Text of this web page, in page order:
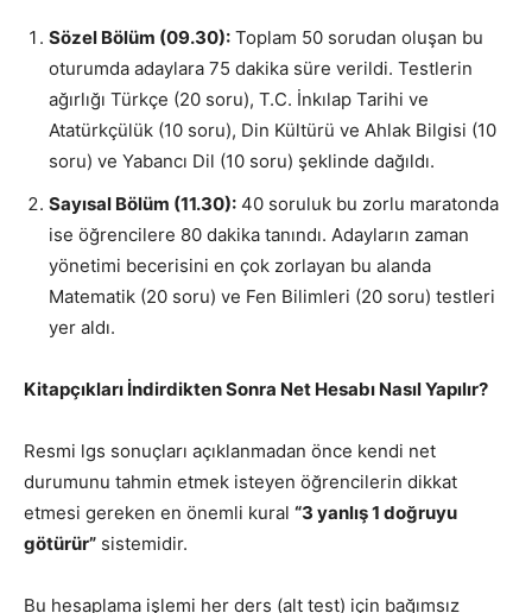
Sözel Bölüm (09.30): Toplam 50 sorudan oluşan bu
oturumda adaylara 75 dakika süre verildi. Testlerin
ağırlığı Türkçe (20 soru), T.C. İnkılap Tarihi ve
Atatürkçülük (10 soru), Din Kültürü ve Ahlak Bilgisi (10
soru) ve Yabancı Dil (10 soru) şeklinde dağıldı.
Sayısal Bölüm (11.30): 40 soruluk bu zorlu maratonda
ise öğrencilere 80 dakika tanındı. Adayların zaman
yönetimi becerisini en çok zorlayan bu alanda
Matematik (20 soru) ve Fen Bilimleri (20 soru) testleri
yer aldı.
Kitapçıkları İndirdikten Sonra Net Hesabı Nasıl Yapılır?
Resmi lgs sonuçları açıklanmadan önce kendi net
durumunu tahmin etmek isteyen öğrencilerin dikkat
etmesi gereken en önemli kural “3 yanlış 1 doğruyu
götürür” sistemidir.
Bu hesaplama işlemi her ders (alt test) için bağımsız